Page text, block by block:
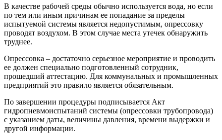
В качестве рабочей среды обычно используется вода, но если
по тем или иным причинам ее попадание за пределы
испытуемой системы является недопустимым, опрессовку
проводят воздухом. В этом случае места утечек обнаружить
труднее.
Опрессовка – достаточно серьезное мероприятие и проводить
ее должен специально подготовленный сотрудник,
прошедший аттестацию. Для коммунальных и промышленных
предприятий это правило является обязательным.
По завершении процедуры подписывается Акт
гидропневмоиспытаний системы (опрессовки трубопровода)
с указанием даты, величины давления, времени выдержки и
другой информации.